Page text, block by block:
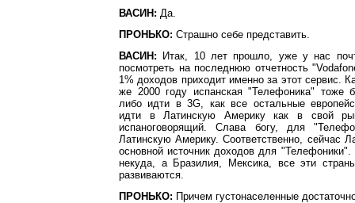
ВАСИН: Да.
ПРОНЬКО: Страшно себе представить.
ВАСИН: Итак, 10 лет прошло, уже у нас
посмотреть на последнюю отчетность
1% доходов приходит именно за этот сервис.
же 2000 году испанская "Телефоника" тоже
либо идти в 3G, как все остальные
идти в Латинскую Америку как в свой
испаноговорящий. Слава богу, для
Латинскую Америку. Соответственно, сейчас
основной источник доходов для
некуда, а Бразилия, Мексика, все эти
развиваются.
ПРОНЬКО: Причем густонаселенные